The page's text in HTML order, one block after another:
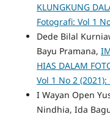
KLUNGKUNG
Fotografi: Vol 1
Dede Bilal
Bayu Pramana,
HIAS DALAM
Vol 1 No 2
I Wayan Open
Nindhia, Ida